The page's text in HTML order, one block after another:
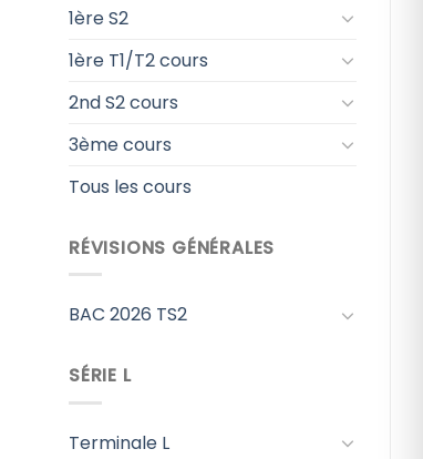
1ère S2
1ère T1/T2 cours
2nd S2 cours
3ème cours
Tous les cours
RÉVISIONS GÉNÉRALES
BAC 2026 TS2
SÉRIE L
Terminale L